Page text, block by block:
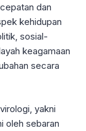
dan
kehidupan
sosial-
keagamaan
secara
yakni
oleh sebaran